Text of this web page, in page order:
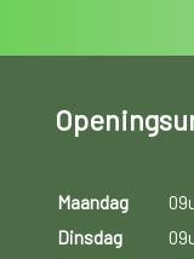
Maandag
Dinsdag